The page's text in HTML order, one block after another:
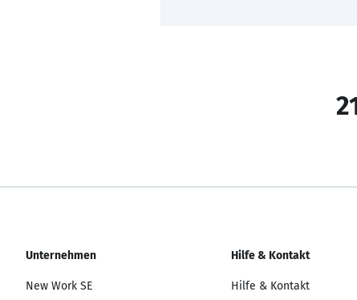
Unternehmen
New Work SE
Hilfe & Kontakt
Hilfe & Kontakt